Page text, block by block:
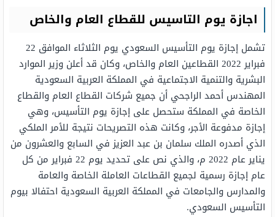
اجازة يوم التاسيس للقطاع العام والخاص
تشمل إجازة يوم التأسيس السعودي يوم الثلاثاء الموافق 22
فبراير 2022 القطاعين العام والخاص، وكان قد أعلن وزير الموارد
البشرية والتنمية الاجتماعية في المملكة العربية السعودية
المهندس أحمد الراجحي أن جميع شركات القطاع العام والقطاع
الخاصة في المملكة ستحصل على إجازة يوم التأسيس، وهي
إجازة مدفوعة الأجر، وكانت هذه التصريحات نتيجة للأمر الملكي
الذي أصدره الملك سلمان بن عبد العزيز في السابع والعشرون من
يناير عام 2022 م، والذي نص على تحديد يوم 22 فبراير من كل
عام إجازة رسمية لجميع القطاعات العاملة الخاصة والعامة
والمدارس والجامعات في المملكة العربية السعودية احتفالا بيوم
التأسيس السعودي.